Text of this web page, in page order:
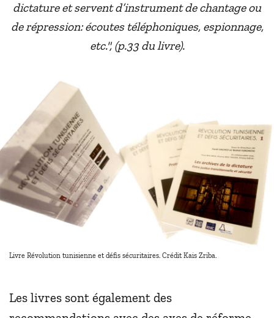
dictature et servent d’instrument de chantage ou
de répression: écoutes téléphoniques, espionnage,
etc.", (p.33 du livre).
Livre Révolution tunisienne et défis sécuritaires. Crédit Kais Zriba.
Les livres sont également des